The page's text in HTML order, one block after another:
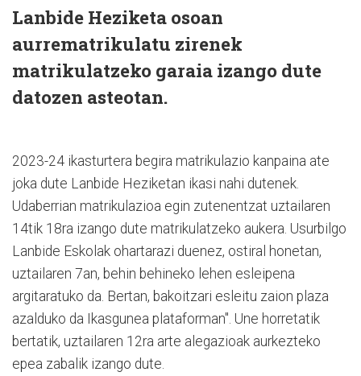
Lanbide Heziketa osoan
aurrematrikulatu zirenek
matrikulatzeko garaia izango dute
datozen asteotan.
2023-24 ikasturtera begira matrikulazio kanpaina ate
joka dute Lanbide Heziketan ikasi nahi dutenek.
Udaberrian matrikulazioa egin zutenentzat uztailaren
14tik 18ra izango dute matrikulatzeko aukera. Usurbilgo
Lanbide Eskolak ohartarazi duenez, ostiral honetan,
uztailaren 7an, behin behineko lehen esleipena
argitaratuko da. Bertan, bakoitzari esleitu zaion plaza
azalduko da Ikasgunea plataforman". Une horretatik
bertatik, uztailaren 12ra arte alegazioak aurkezteko
epea zabalik izango dute.